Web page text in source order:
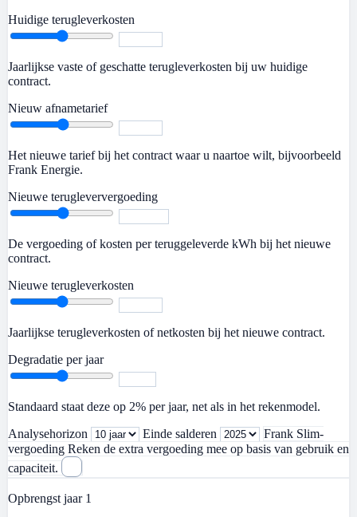
Huidige terugleverkosten
Jaarlijkse vaste of geschatte terugleverkosten bij uw huidige
contract.
Nieuw afnametarief
Het nieuwe tarief bij het contract waar u naartoe wilt, bijvoorbeeld
Frank Energie.
Nieuwe terugleververgoeding
De vergoeding of kosten per teruggeleverde kWh bij het nieuwe
contract.
Nieuwe terugleverkosten
Jaarlijkse terugleverkosten of netkosten bij het nieuwe contract.
Degradatie per jaar
Standaard staat deze op 2% per jaar, net als in het rekenmodel.
Analysehorizon
Einde salderen
Frank Slim-
vergoeding Reken de extra vergoeding mee op basis van gebruik en
capaciteit.
Opbrengst jaar 1